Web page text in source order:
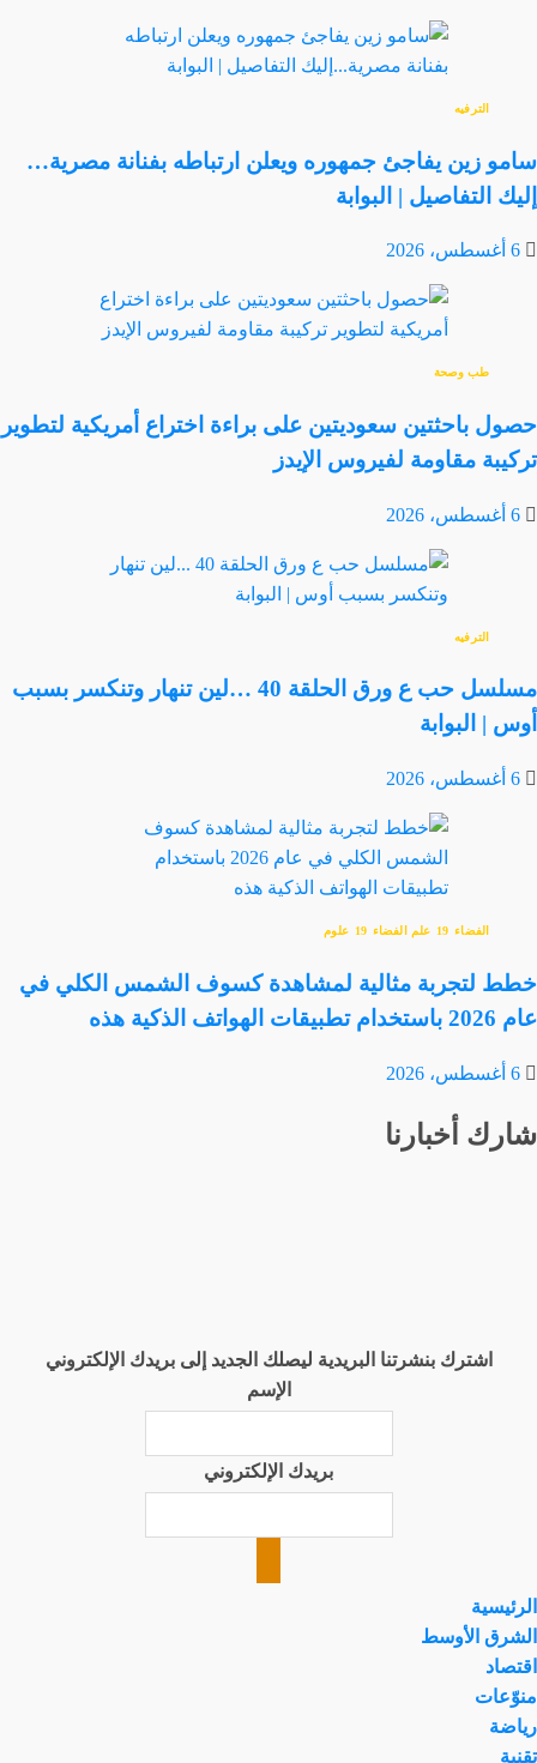
الترفيه
سامو زين يفاجئ جمهوره ويعلن ارتباطه بفنانة مصرية…
إليك التفاصيل | البوابة
6 أغسطس، 2026
طب وصحة
حصول باحثتين سعوديتين على براءة اختراع أمريكية لتطوير
تركيبة مقاومة لفيروس الإيدز
6 أغسطس، 2026
الترفيه
مسلسل حب ع ورق الحلقة 40 …لين تنهار وتنكسر بسبب
أوس | البوابة
6 أغسطس، 2026
الفضاء علم الفضاء علوم
خطط لتجربة مثالية لمشاهدة كسوف الشمس الكلي في
عام 2026 باستخدام تطبيقات الهواتف الذكية هذه
6 أغسطس، 2026
شارك أخبارنا
اشترك بنشرتنا البريدية ليصلك الجديد إلى بريدك الإلكتروني
الإسم
بريدك الإلكتروني
الرئيسية
الشرق الأوسط
اقتصاد
منوّعات
رياضة
تقنية